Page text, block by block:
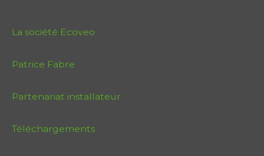
La société Ecoveo
Patrice Fabre
Partenariat installateur
Téléchargements